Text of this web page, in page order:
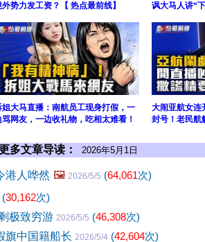
外势力发工资？【 热点最前线】
讽大马人讲“
姐大马直播：南航员工现身打假，一
骂网友，一边收礼物，吃相太难看！
大闹亚航女连
封号！老民航
多文章导读： 2026年5月1日
港人哗然 🖼️ 2026/5/5 (64,061次)
(30,162次)
极致穷游 2026/5/5 (46,308次)
旗中国籍船长 2026/5/4 (42,604次)